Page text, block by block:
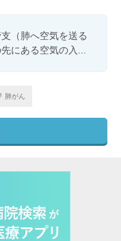
（肺へ空気を送る
にある空気の入...
肺がん